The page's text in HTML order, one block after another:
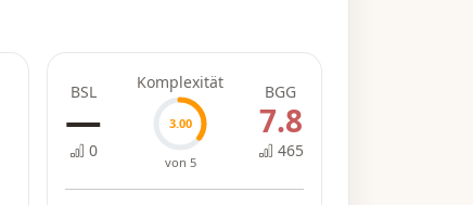
BSL
—
0
Komplexität
3.00
von 5
BGG
7.8
465